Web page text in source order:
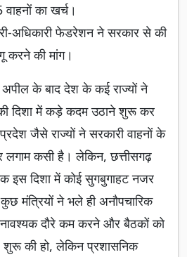
का खर्च।
अधिकारी फेडरेशन ने सरकार से की
करने की मांग।
अपील के बाद देश के कई राज्यों ने
की दिशा में कड़े कदम उठाने शुरू कर
जैसे राज्यों ने सरकारी वाहनों के
लगाम कसी है। लेकिन, छत्तीसगढ़
इस दिशा में कोई सुगबुगाहट नजर
मंत्रियों ने भले ही अनौपचारिक
दौरे कम करने और बैठकों को
की हो, लेकिन प्रशासनिक